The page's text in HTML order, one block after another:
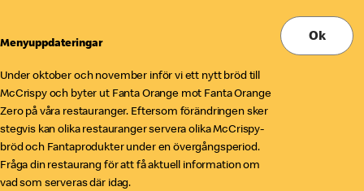
Menyuppdateringar
Under oktober och november inför vi ett nytt bröd till
McCrispy och byter ut Fanta Orange mot Fanta Orange
Zero på våra restauranger. Eftersom förändringen sker
stegvis kan olika restauranger servera olika McCrispy-
bröd och Fantaprodukter under en övergångsperiod.
Fråga din restaurang för att få aktuell information om
vad som serveras där idag.
Ok